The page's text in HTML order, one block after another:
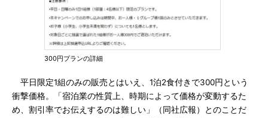
300円プランの詳細
平日限定1組のみの販売とはいえ、1泊2食付きで300円という
衝撃価格。「宿泊業の性質上、時期によって価格が変動するた
め、割引率でお伝えするのは難しい」（同社広報）とのことだ